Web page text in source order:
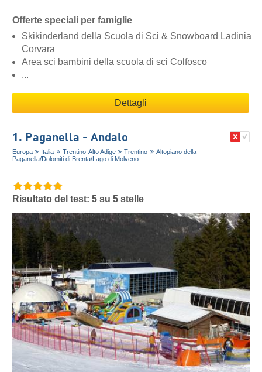
Offerte speciali per famiglie
Skikinderland della Scuola di Sci & Snowboard Ladinia
Corvara
Area sci bambini della scuola di sci Colfosco
...
Dettagli
1. Paganella - Andalo
Europa Italia Trentino-Alto Adige Trentino
Altopiano della
Paganella/​Dolomiti di Brenta/​Lago di Molveno
Risultato del test: 5 su 5 stelle